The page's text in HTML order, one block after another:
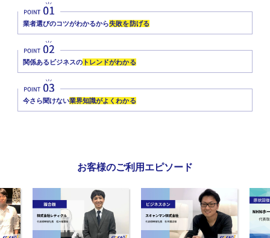
業者選びのコツがわかるから失敗を防げる
関係あるビジネスの トレンドがわかる
今さら聞けない業界知識がよくわかる
お客様のご利用エピソード